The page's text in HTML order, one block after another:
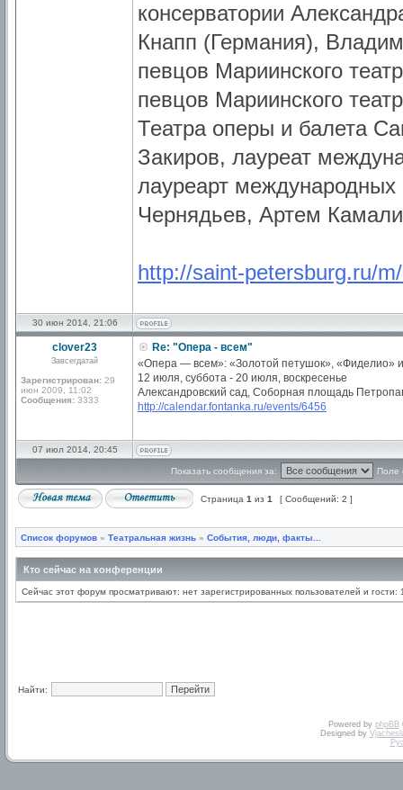
консерватории
Кнапп (Германия),
певцов Мариинского
певцов Мариинского
Театра оперы и балета
Закиров, лауреат
лауреарт
Чернядьев, Артем
http://saint-petersburg.ru/
30 июн 2014, 21:06
clover23
Завсегдатай
Зарегистрирован: 29
июн 2009, 11:02
Сообщения: 3333
Re: "Опера - всем"
«Опера — всем»: «Золотой петушок», «Фиделио»
12 июля, суббота - 20 июля, воскресенье
Александровский сад, Соборная площадь
http://calendar.fontanka.ru/events/6456
07 июл 2014, 20:45
Показать сообщения за: Поле
Страница 1 из 1 [ Сообщений: 2 ]
Список форумов » Театральная жизнь » События, люди, факты...
Кто сейчас на конференции
Сейчас этот форум просматривают: нет зарегистрированных пользователей и гости:
Найти:
Powered by phpBB
Designed by